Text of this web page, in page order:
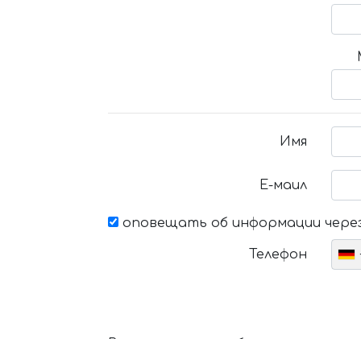
Имя
Е-маил
оповещать об информации
Телефон